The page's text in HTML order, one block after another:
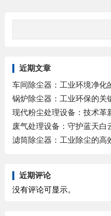
近期文章
车间除尘器：工业环境净化
锅炉除尘器：工业环保的关
现代粉尘处理设备：技术革
废气处理设备：守护蓝天白
滤筒除尘器：工业除尘的高
近期评论
没有评论可显示。